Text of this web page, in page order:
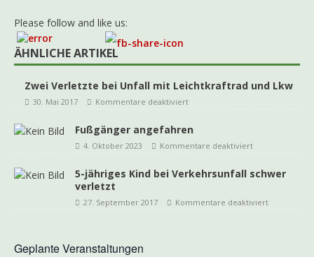
Please follow and like us:
ÄHNLICHE ARTIKEL
Zwei Verletzte bei Unfall mit Leichtkraftrad und Lkw
30. Mai 2017 Kommentare deaktiviert
Fußgänger angefahren
4. Oktober 2023 Kommentare deaktiviert
5-jähriges Kind bei Verkehrsunfall schwer
verletzt
27. September 2017 Kommentare deaktiviert
Geplante Veranstaltungen